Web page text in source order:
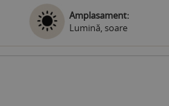
Amplasament:
Lumină, soare